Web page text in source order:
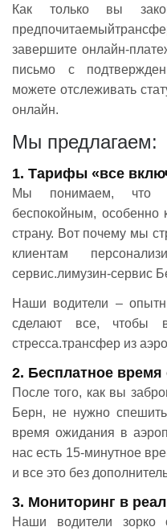
Как только вы
завершите онлайн-
письмо с
можете отслеживать
онлайн.
Мы предлагаем:
1. Тарифы «все
Мы понимаем, что
беспокойным, особенно
страну. Вот почему мы
клиентам
сервис.лимузин-сервис
Наши водители –
сделают все, чтобы
стресса.трансфер из
2. Бесплатное
После того, как вы
Берн, не нужно
время ожидания в
нас есть 15-минутное
и все это без
3. Мониторинг в
Наши водители зорко